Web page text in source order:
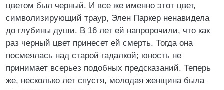
цветом был черный. И все же именно этот цвет,
символизирующий траур, Элен Паркер ненавидела
до глубины души. В 16 лет ей напророчили, что как
раз черный цвет принесет ей смерть. Тогда она
посмеялась над старой гадалкой; юность не
принимает всерьез подобных предсказаний. Теперь
же, несколько лет спустя, молодая женщина была